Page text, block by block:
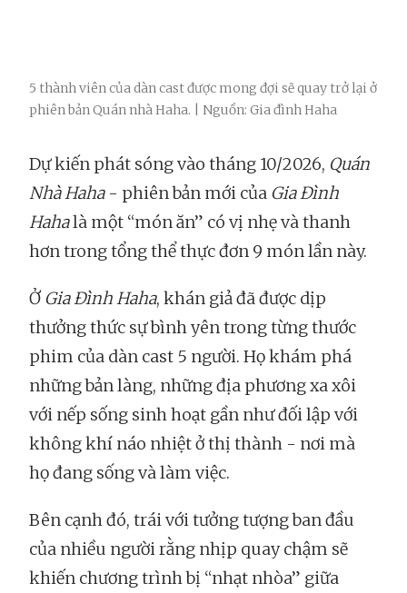
5 thành viên của dàn cast được mong đợi sẽ quay trở lại ở
phiên bản Quán nhà Haha. | Nguồn: Gia đình Haha
Dự kiến phát sóng vào tháng 10/2026, Quán
Nhà Haha- phiên bản mới của Gia Đình
Hahalà một “món ăn” có vị nhẹ và thanh
hơn trong tổng thể thực đơn 9 món lần này.
ỞGia Đình Haha, khán giả đã được dịp
thưởng thức sự bình yên trong từng thước
phim của dàn cast 5 người. Họ khám phá
những bản làng, những địa phương xa xôi
với nếp sống sinh hoạt gần như đối lập với
không khí náo nhiệt ở thị thành - nơi mà
họ đang sống và làm việc.
Bên cạnh đó, trái với tưởng tượng ban đầu
của nhiều người rằng nhịp quay chậm sẽ
khiến chương trình bị “nhạt nhòa” giữa